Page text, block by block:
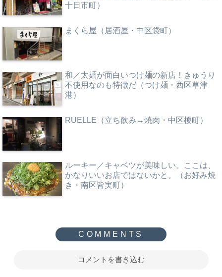
十日市町）
まくら屋（居酒屋・中区袋町）
和／太麺が面白いつけ麺の新店！きゅうり
不使用なのも特徴だ（つけ麺・西区草津
港）
RUELLE（立ち飲み→焼肉・中区榎町）
ルーキー／キャベツが美味しい。ここは、
かなりいいお店ではないかと。（お好み焼
き・南区皆実町）
コメントを書き込む